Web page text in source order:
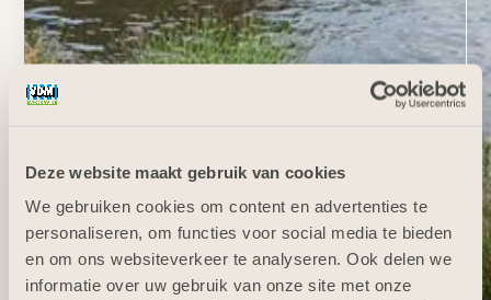
Deze website maakt gebruik van cookies
We gebruiken cookies om content en advertenties te
personaliseren, om functies voor social media te bieden
en om ons websiteverkeer te analyseren. Ook delen we
informatie over uw gebruik van onze site met onze